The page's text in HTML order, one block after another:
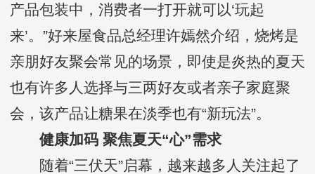
产品包装中，消费者一打开就可以‘玩起
来’。”好来屋食品总经理许嫣然介绍，烧烤是
亲朋好友聚会常见的场景，即使是炎热的夏天
也有许多人选择与三两好友或者亲子家庭聚
会，该产品让糖果在淡季也有“新玩法”。
健康加码 聚焦夏天“心”需求
随着“三伏天”启幕，越来越多人关注起了